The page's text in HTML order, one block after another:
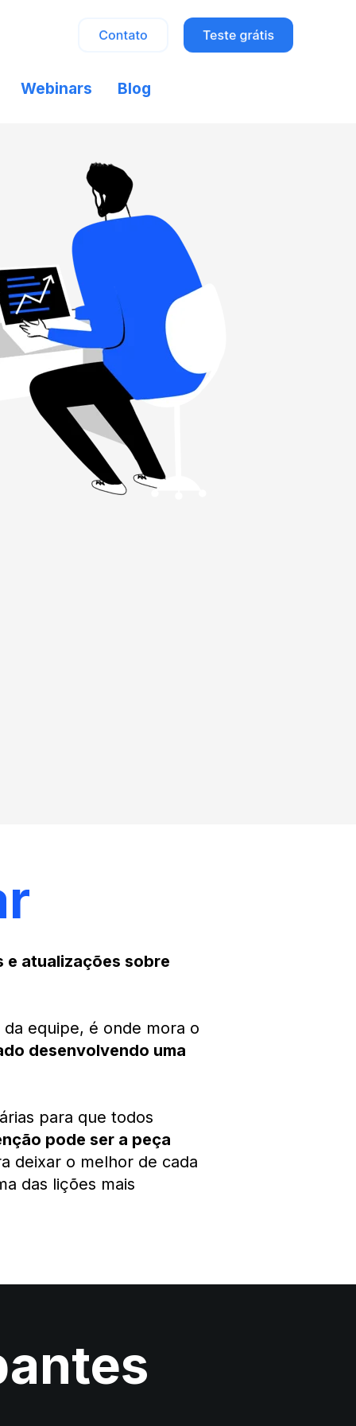
Webinars Blog
e atualizações sobre
equipe, é onde mora o
desenvolvendo uma
para que todos
pode ser a peça
deixar o melhor de cada
das lições mais